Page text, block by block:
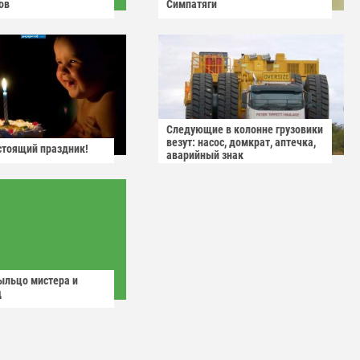
Симпатяги
праздник!
Следующие в колонне грузовики
везут: насос, домкрат, аптечка,
аварийный знак
мистера и